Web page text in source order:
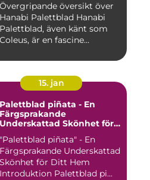
Övergripande översikt över
Hanabi Palettblad Hanabi
Palettblad, även känt som
Coleus, är en fascine...
15. jan
Palettblad piñata - En
Färgsprakande
Underskattad Skönhet för
"Palettblad piñata" - En
Färgsprakande Underskattad
Skönhet för Ditt Hem
Introduktion Palettblad pi...